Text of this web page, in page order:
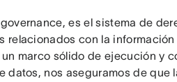
es el sistema de
relacionados con la
marco sólido de ejecución y
datos, nos aseguramos de que